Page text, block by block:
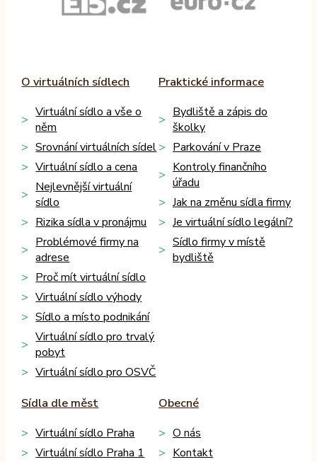
O virtuálních sídlech
Virtuální sídlo a vše o
něm
Srovnání virtuálních sídel
Virtuální sídlo a cena
Nejlevnější virtuální
sídlo
Rizika sídla v pronájmu
Problémové firmy na
adrese
Proč mít virtuální sídlo
Virtuální sídlo výhody
Sídlo a místo podnikání
Virtuální sídlo pro trvalý
pobyt
Virtuální sídlo pro OSVČ
Praktické informace
Bydliště a zápis do
školky
Parkování v Praze
Kontroly finančního
úřadu
Jak na změnu sídla firmy
Je virtuální sídlo legální?
Sídlo firmy v místě
bydliště
Sídla dle měst
Virtuální sídlo Praha
Virtuální sídlo Praha 1
Obecné
O nás
Kontakt